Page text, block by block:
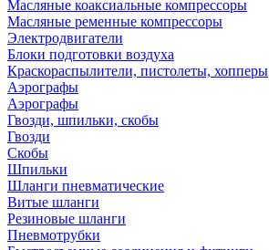
Масляные коаксиальные компрессоры
Масляные ременные компрессоры
Электродвигатели
Блоки подготовки воздуха
Краскораспылители, пистолеты, хопперы
Аэрографы
Аэрографы
Гвозди, шпильки, скобы
Гвозди
Скобы
Шпильки
Шланги пневматические
Витые шланги
Резиновые шланги
Пневмотрубки